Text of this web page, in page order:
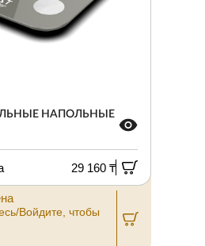
НАПОЛЬНЫЕ
29 160 ₸
Войдите, чтобы